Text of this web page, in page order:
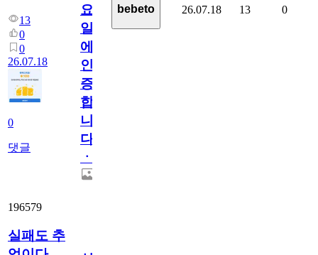
13
0
0
26.07.18
0
댓글
요
일
에
인
증
합
니
다
ㆍ
bebeto 26.07.18 13 0
196579
실패도 추